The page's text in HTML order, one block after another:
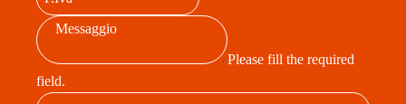
Please fill the required
field.